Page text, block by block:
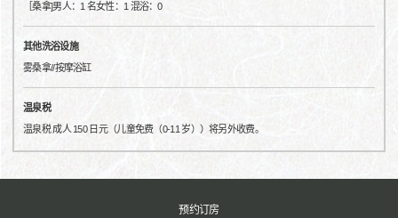
［桑拿]男人：1 名女性：1 混浴：0
其他洗浴设施
雾桑拿//按摩浴缸
温泉税
温泉税 成人 150 日元（儿童免费（0-11 岁））将另外收费。
预约订房